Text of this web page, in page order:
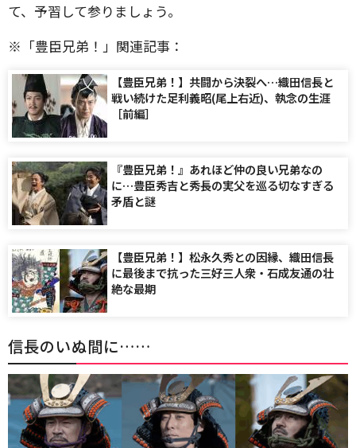
て、予習して参りましょう。
※「豊臣兄弟！」関連記事：
【豊臣兄弟！】共闘から決裂へ…織田信長と
戦い続けた足利義昭(尾上右近)、執念の生涯
［前編］
『豊臣兄弟！』あれほど仲の良い兄弟なの
に…豊臣秀吉と秀長の実父を巡る切なすぎる
矛盾と謎
【豊臣兄弟！】松永久秀との因縁、織田信長
に最後まで抗った三好三人衆・石成友通の壮
絶な最期
信長のいぬ間に……